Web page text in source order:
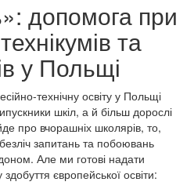
допомога при
та
у Польщі
технічну освіту у Польщі
шкіл, а й більш дорослі
про вчорашніх школярів, то,
запитань та побоювань
Але ми готові надати
європейської освіти: